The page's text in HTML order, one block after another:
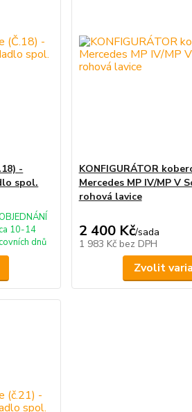
-
spol.
10-14
dnů
KONFIGURÁTOR
Mercedes MP IV/MP V
rohová lavice
2 400 Kč/sada
1 983 Kč bez DPH
Zvolit